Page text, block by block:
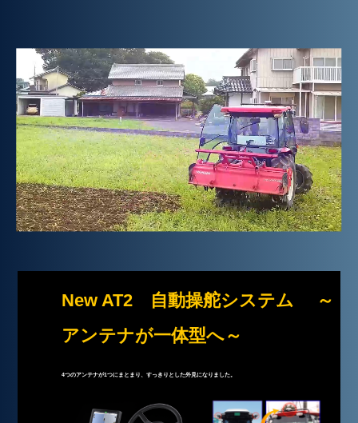
トミタモータース 久喜営業所 TEL0480-21-
0183 行田営業所 TEL048-555-3500 受付：
9:00～17:30｜休業日：土日祝
ホーム
HOME
ページトップへ
PAGE_TOP
New AT2 自動操舵システム ～
アンテナが一体型へ～
4つのアンテナが1つにまとまり、すっきりとした外見になりました。